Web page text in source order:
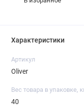
Характеристики
Артикул
Oliver
Вес товара в упаковке,
40